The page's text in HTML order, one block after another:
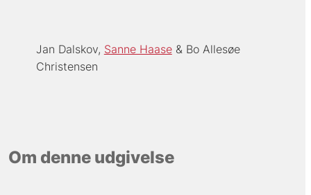
Jan Dalskov Sanne Haase
Bo Allesøe
Christensen
Om denne udgivelse